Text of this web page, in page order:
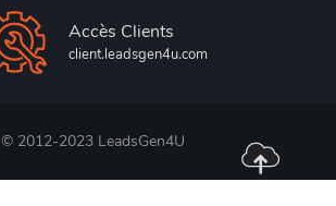
Accès Clients
client.leadsgen4u.com
© 2012-2023 LeadsGen4U